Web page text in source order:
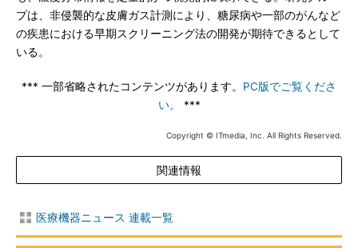
プは、非侵襲的な皮膚ガス計測により、糖尿病や一部のがんなど
の疾患における早期スクリーニング法の開発が期待できるとして
いる。
*** 一部省略されたコンテンツがあります。 PC版でご覧くださ
い。
***
Copyright © ITmedia, Inc. All Rights Reserved.
関連情報
医療機器ニュース 連載一覧